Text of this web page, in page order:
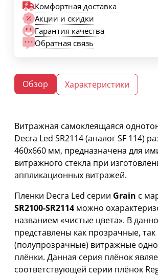
Комфортная доставка
Акции и скидки
Гарантия качества
Обратная связь
Обзор Характеристики
Витражная самоклеящаяся
Decra Led SR2114 (аналог SF 114)
460х660 мм, предназначена для
витражного стекла при
аппликационных витражей.
Пленки Decra Led серии Grain с
SR2100-SR2114 можно
названием «чистые цвета». В
представлены как прозрачные,
(полупрозрачные) витражные
плёнки. Данная серия плёнок
соответствующей серии плёнок